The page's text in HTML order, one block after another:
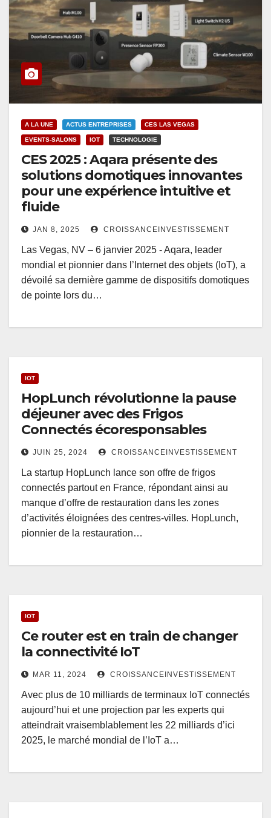
A LA UNE ACTUS ENTREPRISES CES LAS VEGAS
EVENTS-SALONS IOT TECHNOLOGIE
CES 2025 : Aqara présente des
solutions domotiques innovantes
pour une expérience intuitive et
fluide
JAN 8, 2025 CROISSANCEINVESTISSEMENT
Las Vegas, NV – 6 janvier 2025 - Aqara, leader
mondial et pionnier dans l’Internet des objets (IoT), a
dévoilé sa dernière gamme de dispositifs domotiques
de pointe lors du…
IOT
HopLunch révolutionne la pause
déjeuner avec des Frigos
Connectés écoresponsables
JUIN 25, 2024 CROISSANCEINVESTISSEMENT
La startup HopLunch lance son offre de frigos
connectés partout en France, répondant ainsi au
manque d’offre de restauration dans les zones
d’activités éloignées des centres-villes. HopLunch,
pionnier de la restauration…
IOT
Ce router est en train de changer
la connectivité IoT
MAR 11, 2024 CROISSANCEINVESTISSEMENT
Avec plus de 10 milliards de terminaux IoT connectés
aujourd’hui et une projection par les experts qui
atteindrait vraisemblablement les 22 milliards d’ici
2025, le marché mondial de l’IoT a…